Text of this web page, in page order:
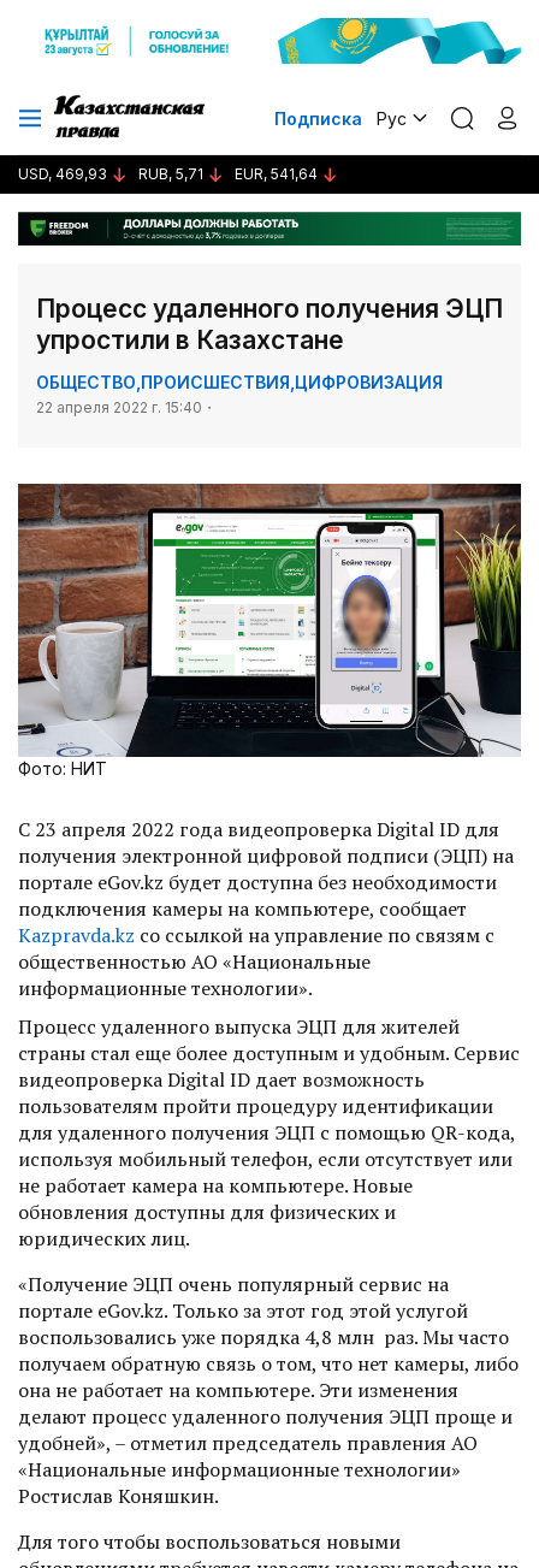
Подписка Рус
USD, 469,93 RUB, 5,71 EUR, 541,64
Процесс удаленного получения ЭЦП
упростили в Казахстане
ОБЩЕСТВО ПРОИСШЕСТВИЯ ЦИФРОВИЗАЦИЯ
22 апреля 2022 г. 15:40
Фото: НИТ
С 23 апреля 2022 года видеопроверка Digital ID для
получения электронной цифровой подписи (ЭЦП) на
портале eGov.kz будет доступна без необходимости
подключения камеры на компьютере, сообщает
Kazpravda.kz со ссылкой на управление по связям с
общественностью АО «Национальные
информационные технологии».
Процесс удаленного выпуска ЭЦП для жителей
страны стал еще более доступным и удобным. Сервис
видеопроверка Digital ID дает возможность
пользователям пройти процедуру идентификации
для удаленного получения ЭЦП с помощью QR-кода,
используя мобильный телефон, если отсутствует или
не работает камера на компьютере. Новые
обновления доступны для физических и
юридических лиц.
«Получение ЭЦП очень популярный сервис на
портале eGov.kz. Только за этот год этой услугой
воспользовались уже порядка 4,8 млн раз. Мы часто
получаем обратную связь о том, что нет камеры, либо
она не работает на компьютере. Эти изменения
делают процесс удаленного получения ЭЦП проще и
удобней», – отметил председатель правления АО
«Национальные информационные технологии»
Ростислав Коняшкин.
Для того чтобы воспользоваться новыми